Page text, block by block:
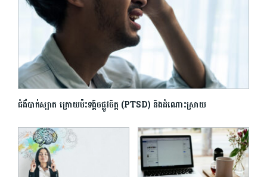
ជំងឺបាក់ស្បាត ក្រោយប៉ះ​ទង្គិច​ផ្លូវចិត្ត (PTSD) និង​ដំណោះស្រាយ